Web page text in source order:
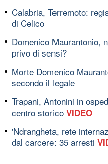
Calabria, Terremoto:
di Celico
Domenico Maurantonio,
privo di sensi?
Morte Domenico
secondo il legale
Trapani, Antonini in
centro storico VIDEO
'Ndrangheta, rete
dal carcere: 35 arresti